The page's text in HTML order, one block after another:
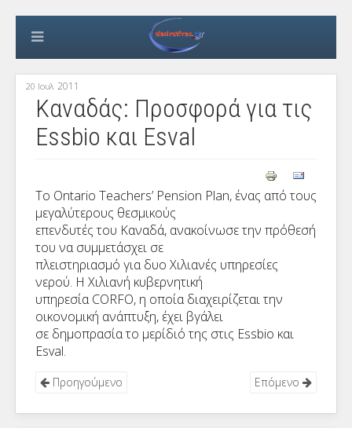
20 Ιουλ 2011
Καναδάς: Προσφορά για τις
Essbio και Esval
Το Ontario Teachers’ Pension Plan, ένας από τους
μεγαλύτερους θεσμικούς
επενδυτές του Καναδά, ανακοίνωσε την πρόθεσή
του να συμμετάσχει σε
πλειστηριασμό για δυο Χιλιανές υπηρεσίες
νερού. Η Χιλιανή κυβερνητική
υπηρεσία CORFO, η οποία διαχειρίζεται την
οικονομική ανάπτυξη, έχει βγάλει
σε δημοπρασία το μερίδιό της στις Essbio και
Esval.
Προηγούμενο Επόμενο